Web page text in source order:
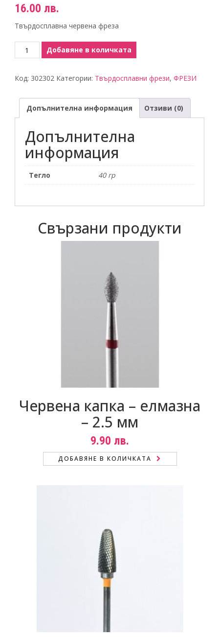
16.00 лв.
Твърдосплавна червена фреза
количество
за
червена
фреза
Добавяне в количката
Код: 302302 Категории: Твърдосплавни фрези, ФРЕЗИ
Допълнителна информация Отзиви (0)
Допълнителна
информация
Тегло 40 гр
Свързани продукти
Червена капка – елмазна
– 2.5 мм
9.90 лв.
ДОБАВЯНЕ В КОЛИЧКАТА